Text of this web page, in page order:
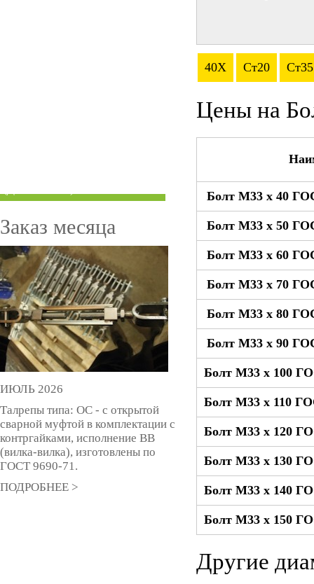
40Х Ст20 Ст35
Цены на
Болт М33 x 40
Болт М33 x 50
Болт М33 x 60
Болт М33 x 70
Болт М33 x 80
Болт М33 x 90
Болт М33 x 100
Болт М33 x 110
Болт М33 x 120
Болт М33 x 130
Болт М33 x 140
Болт М33 x 150
Другие
Заказ месяца
ИЮЛЬ 2026
Талрепы типа: ОС - с открытой
сварной муфтой в комплектации с
контргайками, исполнение ВВ
(вилка-вилка), изготовлены по
ГОСТ 9690-71.
ПОДРОБНЕЕ >